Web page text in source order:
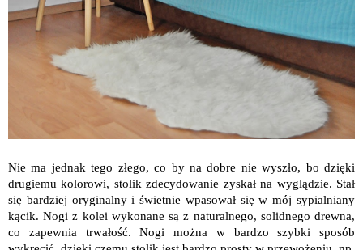
Nie ma jednak tego złego, co by na dobre nie wyszło, bo dzięki
drugiemu kolorowi, stolik zdecydowanie zyskał na wyglądzie. Stał
się bardziej oryginalny i świetnie wpasował się w mój sypialniany
kącik. Nogi z kolei wykonane są z naturalnego, solidnego drewna,
co zapewnia trwałość. Nogi można w bardzo szybki sposób